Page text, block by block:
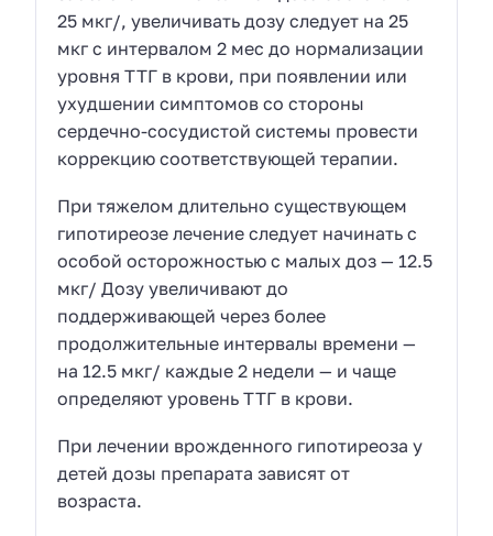
25 мкг/, увеличивать дозу следует на 25
мкг с интервалом 2 мес до нормализации
уровня ТТГ в крови, при появлении или
ухудшении симптомов со стороны
сердечно-сосудистой системы провести
коррекцию соответствующей терапии.
При тяжелом длительно существующем
гипотиреозе лечение следует начинать с
особой осторожностью с малых доз — 12.5
мкг/ Дозу увеличивают до
поддерживающей через более
продолжительные интервалы времени —
на 12.5 мкг/ каждые 2 недели — и чаще
определяют уровень ТТГ в крови.
При лечении врожденного гипотиреоза у
детей дозы препарата зависят от
возраста.